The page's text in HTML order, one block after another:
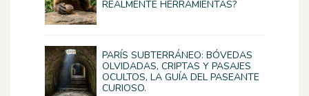
REALMENTE HERRAMIENTAS?
PARÍS SUBTERRÁNEO: BÓVEDAS
OLVIDADAS, CRIPTAS Y PASAJES
OCULTOS, LA GUÍA DEL PASEANTE
CURIOSO.